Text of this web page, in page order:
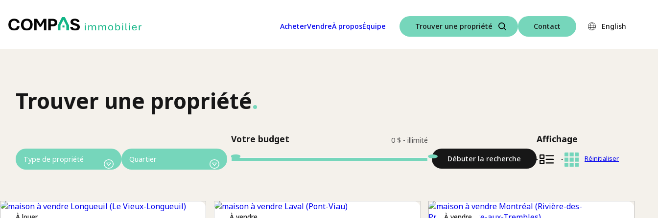
AcheterVendreÀ proposÉquipe Trouver une propriété Contact English
Trouver une propriété.
Votre budget
Débuter la recherche
Affichage
Réinitialiser